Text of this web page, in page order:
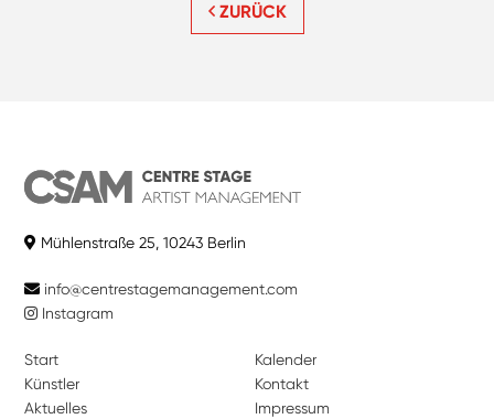
ZURÜCK
Mühlenstraße 25, 10243 Berlin
info@centrestagemanagement.com
Instagram
Start
Künstler
Aktuelles
Kalender
Kontakt
Impressum